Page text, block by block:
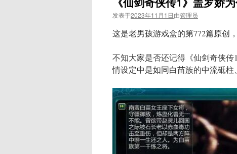
发表于2023年11月1日由管理员
这是老男孩游戏盒的第772篇原创
不知大家是否还记得《仙剑奇侠
情设定中是如同白苗族的中流砥柱